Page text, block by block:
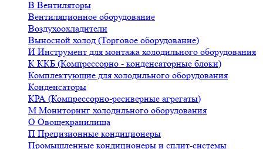
В Вентиляторы
Вентиляционное оборудование
Воздухоохладители
Выносной холод (Торговое оборудование)
И Инструмент для монтажа холодильного оборудования
К ККБ (Компрессорно - конденсаторные блоки)
Комплектующие для холодильного оборудования
Конденсаторы
КРА (Компрессорно-ресиверные агрегаты)
М Мониторинг холодильного оборудования
О Овощехранилища
П Прецизионные кондиционеры
Промышленные кондиционеры и сплит-системы